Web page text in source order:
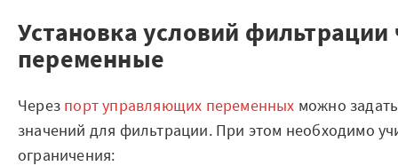
Партнеры
Партнерская программа
Партнерский портал
Академическая
Установка условий
переменные
Через порт управляющих переменных можно
значений для фильтрации. При этом необходимо
ограничения: